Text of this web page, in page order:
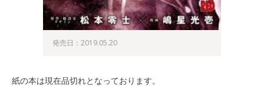
発売日：2019.05.20
紙の本は現在品切れとなっております。